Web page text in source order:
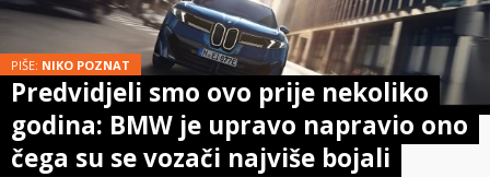
PIŠE: NIKO POZNAT
Predvidjeli smo ovo prije nekoliko
godina: BMW je upravo napravio ono
čega su se vozači najviše bojali